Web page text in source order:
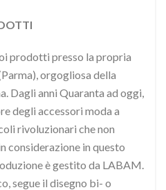
prodotti presso la propria
orgogliosa della
Dagli anni Quaranta ad oggi,
degli accessori moda a
rivoluzionari che non
considerazione in questo
è gestito da LABAM.
segue il disegno bi- o